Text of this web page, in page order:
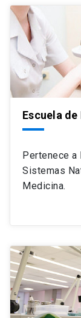
Escuela
Pertenece a
Sistemas
Medicina.